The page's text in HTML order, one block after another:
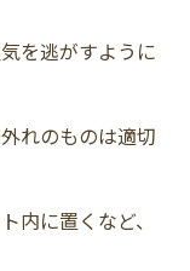
を逃がすように
れのものは適切
内に置くなど、